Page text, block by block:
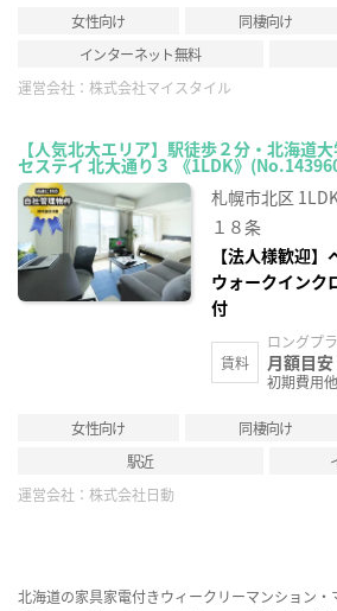
女性向け 同棲向け
インターネット無料
運営会社： 株式会社マイスタイル
【人気北大エリア】駅徒歩２分・北海道
セステイ 北大通り３ 《1LDK》
札幌市北区
１８条
【法人様歓迎
ウォークイン
付
賃料
ロングプ
月額目
初期費用
女性向け 同棲向け
駅近
運営会社： 株式会社日動
北海道の家具家電付きウィークリーマンション